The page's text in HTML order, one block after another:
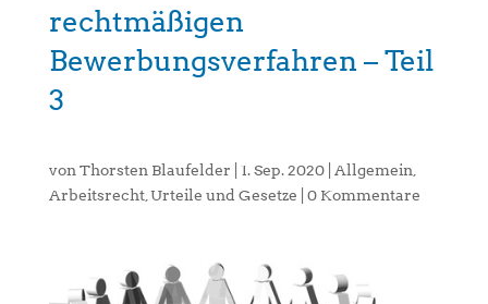
rechtmäßigen
Bewerbungsverfahren – Teil
3
von Thorsten Blaufelder 1. Sep. 2020| Allgemein
Arbeitsrecht, Urteile und Gesetze 0 Kommentare